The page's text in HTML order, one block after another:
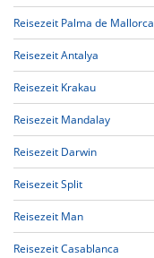
Reisezeit Palma de Mallorca
Reisezeit Antalya
Reisezeit Krakau
Reisezeit Mandalay
Reisezeit Darwin
Reisezeit Split
Reisezeit Man
Reisezeit Casablanca